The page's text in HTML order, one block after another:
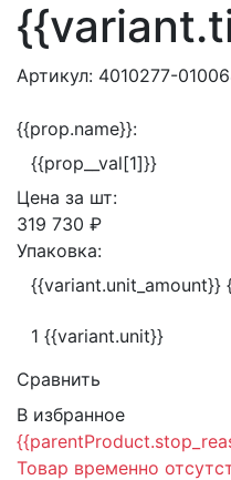
Артикул: 4010277-
{{prop.name}}:
{{prop__val[1]}}
Цена за шт:
319 730 ₽
Упаковка:
{{variant.unit_amount}}
1 {{variant.unit}}
Сравнить
В избранное
Товар временно